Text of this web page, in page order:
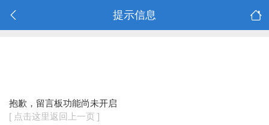
提示信息
抱歉，留言板功能尚未开启
[ 点击这里返回上一页 ]